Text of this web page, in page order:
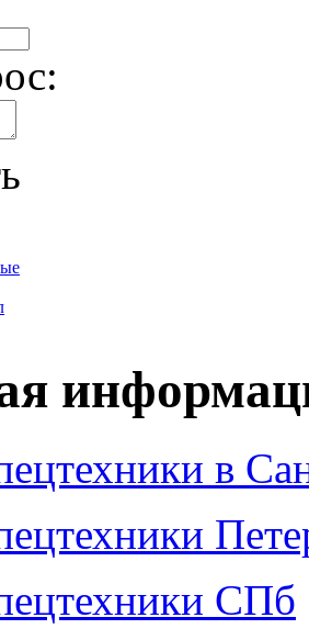
в
СПб